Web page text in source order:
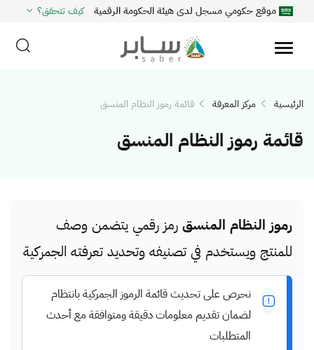
موقع حكومي مسجل لدى هيئة الحكومة الرقمية كيف تتحقق؟
الرئيسية مركز المعرفة قائمة رموز النظام المنسق
قائمة رموز النظام المنسق
رموز النظام المنسق رمز رقمي يتضمن وصف
للمنتج ويستخدم في تصنيفه وتحديد تعرفته الجمركية
نحرص على تحديث قائمة الرموز الجمركية بانتظام
لضمان تقديم معلومات دقيقة ومتوافقة مع أحدث
المتطلبات